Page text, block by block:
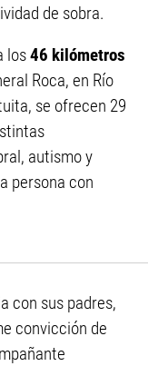
de sobra.
los46 kilómetros
Roca, en Río
se ofrecen 29
autismo y
persona con
con sus padres,
convicción de